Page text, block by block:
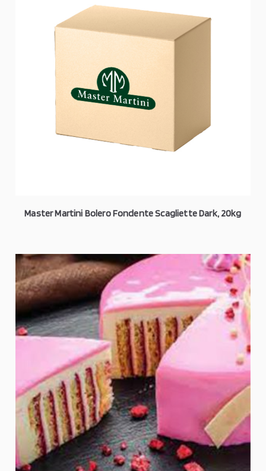
Master Martini Bolero Fondente Scagliette Dark, 20kg